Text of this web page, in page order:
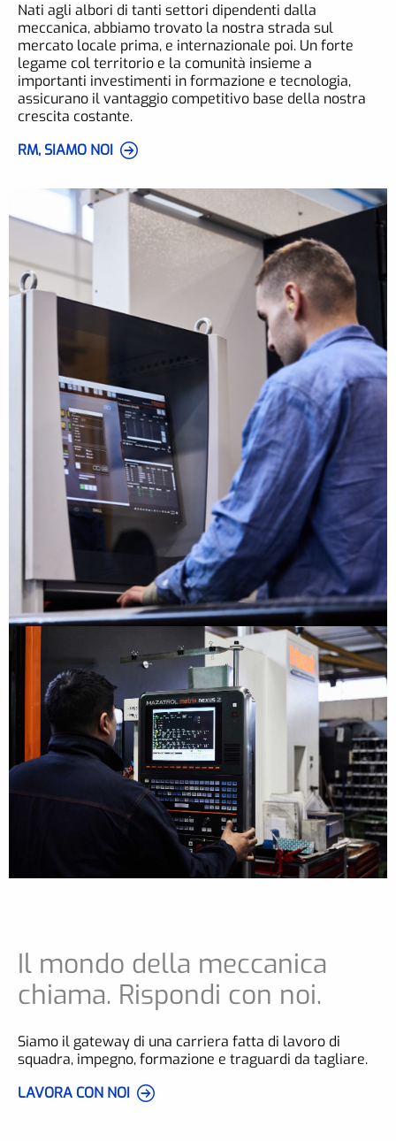
Nati agli albori di tanti settori dipendenti dalla
meccanica, abbiamo trovato la nostra strada sul
mercato locale prima, e internazionale poi. Un forte
legame col territorio e la comunità insieme a
importanti investimenti in formazione e tecnologia,
assicurano il vantaggio competitivo base della nostra
crescita costante.
RM, SIAMO NOI
Il mondo della meccanica
chiama. Rispondi con noi.
Siamo il gateway di una carriera fatta di lavoro di
squadra, impegno, formazione e traguardi da tagliare.
LAVORA CON NOI